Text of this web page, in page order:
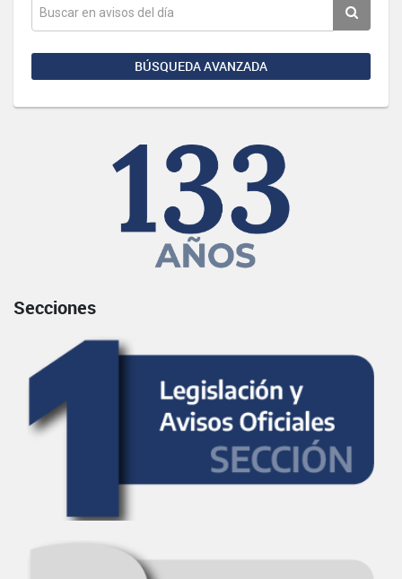
BÚSQUEDA AVANZADA
Secciones